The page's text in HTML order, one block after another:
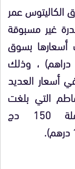
الكاليتوس عمر
غير مسبوقة
أسعارها بسوق
الجملة بالكاليتوس إلى 70 دج(8 دراهم) ، وذلك
أسعار العديد
التي بلغت
أسعارها أمس بأسواق الجملة 150 دج